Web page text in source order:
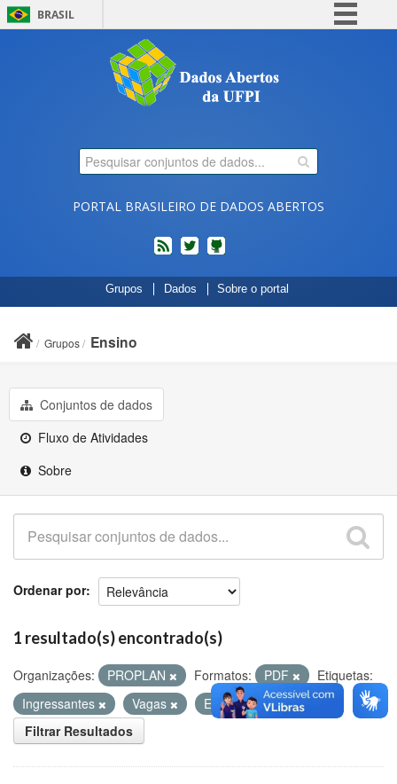
BRASIL
Comunica BR
Participe
Legislação
PORTAL BRASILEIRO DE DADOS ABERTOS
feed twitterCódigos
fonte
de
Grupos Dados Sobre o portal
Grupos Ensino
Conjuntos de dados
Fluxo de Atividades
Sobre
Ordenar por
1 resultado(s) encontrado(s)
Organizações: PROPLAN Formatos: PDF
Etiquetas:
Ingressantes
Vagas
ENADE
Filtrar Resultados